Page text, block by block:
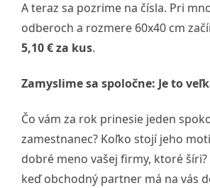
A teraz sa pozrime na čísla. Pri
odberoch a rozmere 60x40 cm
5,10 € za kus.
Zamyslime sa spoločne: Je to
Čo vám za rok prinesie jeden
zamestnanec? Koľko stojí jeho
dobré meno vašej firmy, ktoré šíri?
keď obchodný partner má na vás